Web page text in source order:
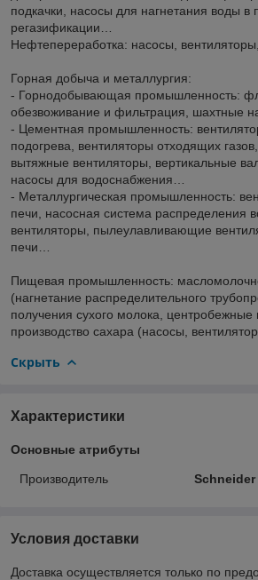
подкачки, насосы для нагнетания воды в
регазификации…
Нефтепереработка: насосы,
Горная добыча и металлургия:
- Горнодобывающая промышленность:
обезвоживание и фильтрация, шахтные
- Цементная промышленность:
подогрева, вентиляторы отходящих
вытяжные вентиляторы, вертикальные
насосы для водоснабжения…
- Металлургическая промышленность:
печи, насосная система распределения
вентиляторы, пылеулавливающие
печи…
Пищевая промышленность:
(нагнетание распределительного
получения сухого молока,
производство сахара (насосы,
Скрыть
Характеристики
Основные атрибуты
Производитель
Условия доставки
Доставка осуществляется только по